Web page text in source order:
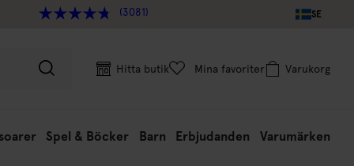
(3081) SE
Hitta butik Mina favoriter Varukorg
Spel & Böcker Barn Erbjudanden Varumärken